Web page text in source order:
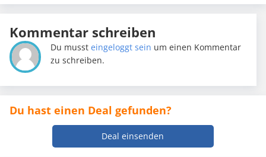
Kommentar schreiben
Du mussteingeloggt sein um einen Kommentar
zu schreiben.
Du hast einen Deal gefunden?
Deal einsenden